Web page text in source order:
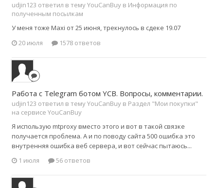
udjin123 ответил в тему YouCanBuy в Информация по
полученным посылкам
У меня тоже Maxi от 25 июня, трекнулось в сдеке 19.07
20 июля
1578 ответов
Работа с Telegram ботом YCB. Вопросы, комментарии.
udjin123 ответил в тему YouCanBuy в Раздел "Мои покупки"
на сервисе YouCanBuy
Я использую mtproxy вместо этого и вот в такой связке
получается проблема. А и по поводу сайта 500 ошибка это
внутренняя ошибка веб сервера, и вот сейчас пытаюсь...
1 июля
56 ответов